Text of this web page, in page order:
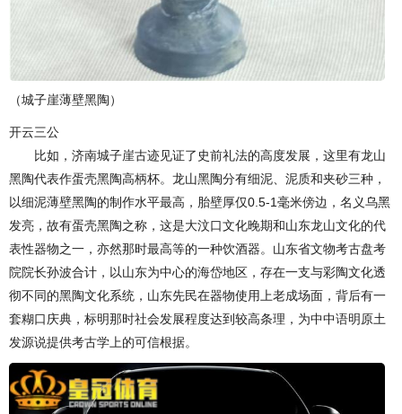
（城子崖薄壁黑陶）
开云三公
比如，济南城子崖古迹见证了史前礼法的高度发展，这里有龙山
黑陶代表作蛋壳黑陶高柄杯。龙山黑陶分有细泥、泥质和夹砂三种，
以细泥薄壁黑陶的制作水平最高，胎壁厚仅0.5-1毫米傍边，名义乌黑
发亮，故有蛋壳黑陶之称，这是大汶口文化晚期和山东龙山文化的代
表性器物之一，亦然那时最高等的一种饮酒器。山东省文物考古盘考
院院长孙波合计，以山东为中心的海岱地区，存在一支与彩陶文化透
彻不同的黑陶文化系统，山东先民在器物使用上老成场面，背后有一
套糊口庆典，标明那时社会发展程度达到较高条理，为中中语明原土
发源说提供考古学上的可信根据。